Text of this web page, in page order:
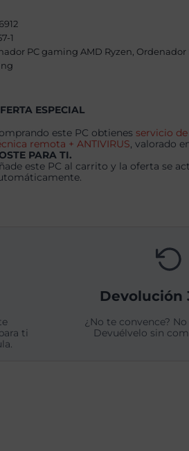
1
PC gaming AMD Ryzen Ordenador
ESPECIAL
este PC obtienes servicio
remota + ANTIVIRUS, valorado
PARA TI.
este PC al carrito y la oferta se
ti
Devolución
¿No te convence?
Devuélvelo sin